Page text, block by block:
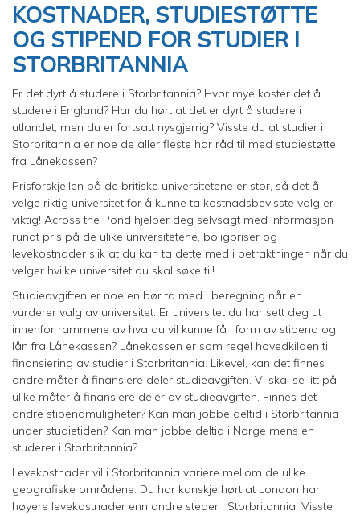
KOSTNADER, STUDIESTØTTE
OG STIPEND FOR STUDIER I
STORBRITANNIA
Er det dyrt å studere i Storbritannia? Hvor mye koster det å
studere i England? Har du hørt at det er dyrt å studere i
utlandet, men du er fortsatt nysgjerrig? Visste du at studier i
Storbritannia er noe de aller fleste har råd til med studiestøtte
fra Lånekassen?
Prisforskjellen på de britiske universitetene er stor, så det å
velge riktig universitet for å kunne ta kostnadsbevisste valg er
viktig! Across the Pond hjelper deg selvsagt med informasjon
rundt pris på de ulike universitetene, boligpriser og
levekostnader slik at du kan ta dette med i betraktningen når du
velger hvilke universitet du skal søke til!
Studieavgiften er noe en bør ta med i beregning når en
vurderer valg av universitet. Er universitet du har sett deg ut
innenfor rammene av hva du vil kunne få i form av stipend og
lån fra Lånekassen? Lånekassen er som regel hovedkilden til
finansiering av studier i Storbritannia. Likevel, kan det finnes
andre måter å finansiere deler studieavgiften. Vi skal se litt på
ulike måter å finansiere deler av studieavgiften. Finnes det
andre stipendmuligheter? Kan man jobbe deltid i Storbritannia
under studietiden? Kan man jobbe deltid i Norge mens en
studerer i Storbritannia?
Levekostnader vil i Storbritannia variere mellom de ulike
geografiske områdene. Du har kanskje hørt at London har
høyere levekostnader enn andre steder i Storbritannia. Visste